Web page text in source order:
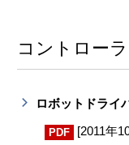
コントローラ
ロボットドライ
PDF
[2011年